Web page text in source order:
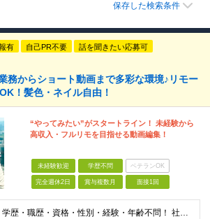
保存した検索条件
有 自己PR不要 話を聞きたい応募可
務からショート動画まで多彩な環境♪リモー
！髪色・ネイル自由！
“やってみたい”がスタートライン！ 未経験から
高収入・フルリモを目指せる動画編集！
未経験歓迎 学歴不問 ベテランOK
完全週休2日 賞与複数月 面接1回
学歴・職歴・資格・性別・経験・年齢不問！ 社会人経験ゼロ、昼職経験ゼロでもご安心ください♪ 〈年功序列の完全撤廃〉 学歴、職歴、資格、経験など関係なく 頑張った分だけ正当に評価される。 だから昇格